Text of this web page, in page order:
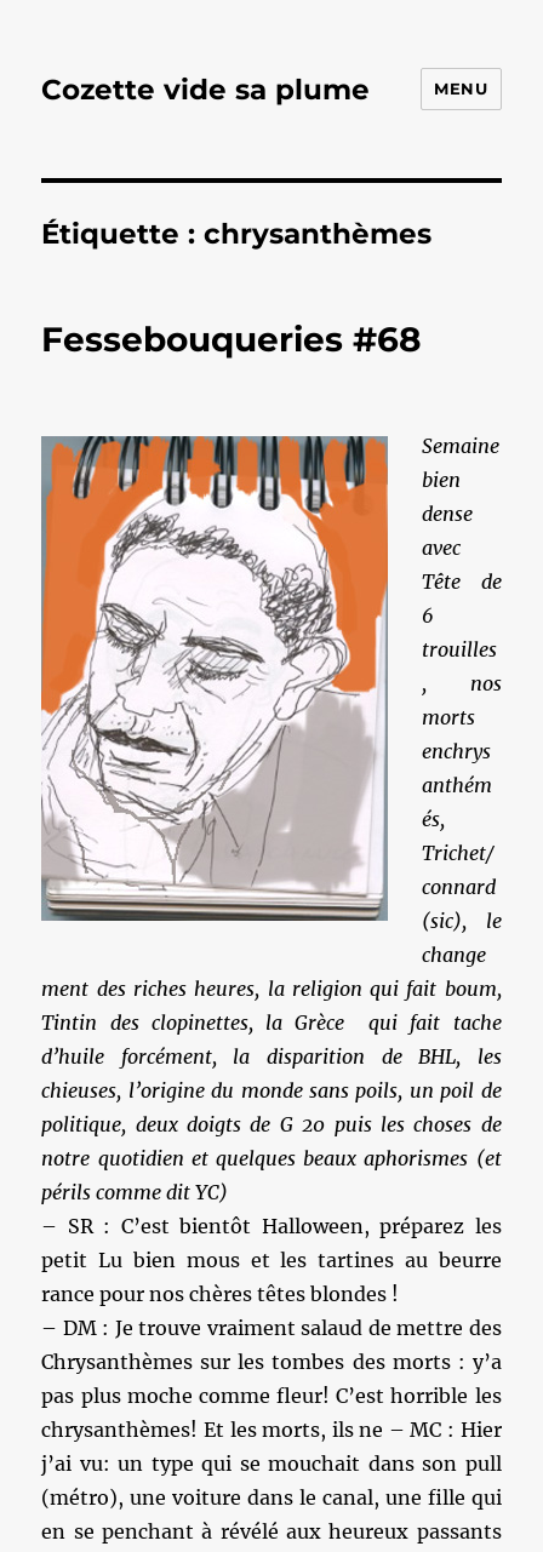
Cozette vide sa plume MENU
Étiquette :chrysanthèmes
Fessebouqueries #68
Semaine
bien
dense
avec
Tête de
6
trouilles
, nos
morts
enchrys
anthém
és,
Trichet/
connard
(sic), le
change
ment des riches heures, la religion qui fait boum,
Tintin des clopinettes, la Grèce qui fait tache
d’huile forcément, la disparition de BHL, les
chieuses, l’origine du monde sans poils, un poil de
politique, deux doigts de G 20 puis les choses de
notre quotidien et quelques beaux aphorismes (et
périls comme dit YC)
– SR : C’est bientôt Halloween, préparez les
petit Lu bien mous et les tartines au beurre
rance pour nos chères têtes blondes !
– DM : Je trouve vraiment salaud de mettre des
Chrysanthèmes sur les tombes des morts : y’a
pas plus moche comme fleur! C’est horrible les
chrysanthèmes! Et les morts, ils ne – MC : Hier
j’ai vu: un type qui se mouchait dans son pull
(métro), une voiture dans le canal, une fille qui
en se penchant à révélé aux heureux passants